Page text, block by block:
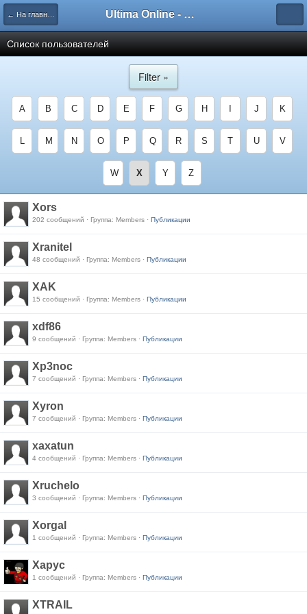
← На главную Ultima Online - Форум Русского сообщества игры
Список пользователей
Filter »
A B C D E F G H J K
L M N O P Q R S T U V
W X Y Z
Xors
202 сообщений · Группа: Members · Публикации
Xranitel
48 сообщений · Группа: Members · Публикации
XAK
15 сообщений · Группа: Members · Публикации
xdf86
9 сообщений · Группа: Members · Публикации
Xp3noc
7 сообщений · Группа: Members · Публикации
Xyron
7 сообщений · Группа: Members · Публикации
xaxatun
4 сообщений · Группа: Members · Публикации
Xruchelo
3 сообщений · Группа: Members · Публикации
Xorgal
1 сообщений · Группа: Members · Публикации
Xapyc
1 сообщений · Группа: Members · Публикации
XTRAIL